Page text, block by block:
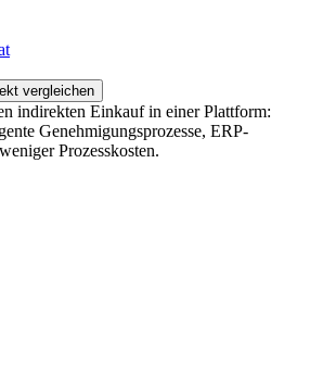
vergleichen
indirekten Einkauf in einer Plattform:
Genehmigungsprozesse, ERP-
Prozesskosten.